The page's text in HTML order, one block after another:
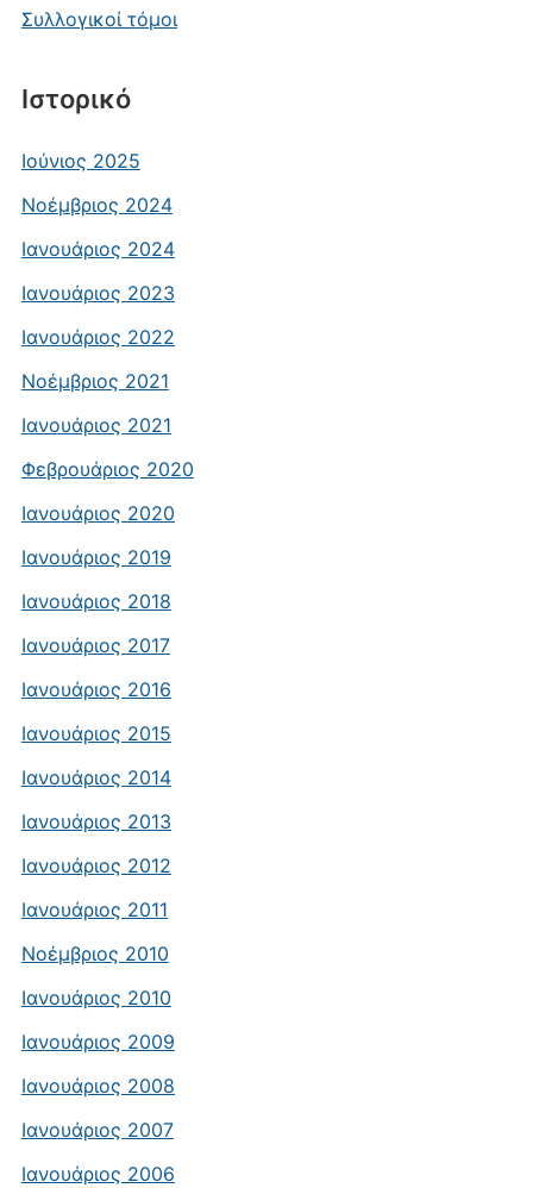
Συλλογικοί τόμοι
Ιστορικό
Ιούνιος 2025
Νοέμβριος 2024
Ιανουάριος 2024
Ιανουάριος 2023
Ιανουάριος 2022
Νοέμβριος 2021
Ιανουάριος 2021
Φεβρουάριος 2020
Ιανουάριος 2020
Ιανουάριος 2019
Ιανουάριος 2018
Ιανουάριος 2017
Ιανουάριος 2016
Ιανουάριος 2015
Ιανουάριος 2014
Ιανουάριος 2013
Ιανουάριος 2012
Ιανουάριος 2011
Νοέμβριος 2010
Ιανουάριος 2010
Ιανουάριος 2009
Ιανουάριος 2008
Ιανουάριος 2007
Ιανουάριος 2006